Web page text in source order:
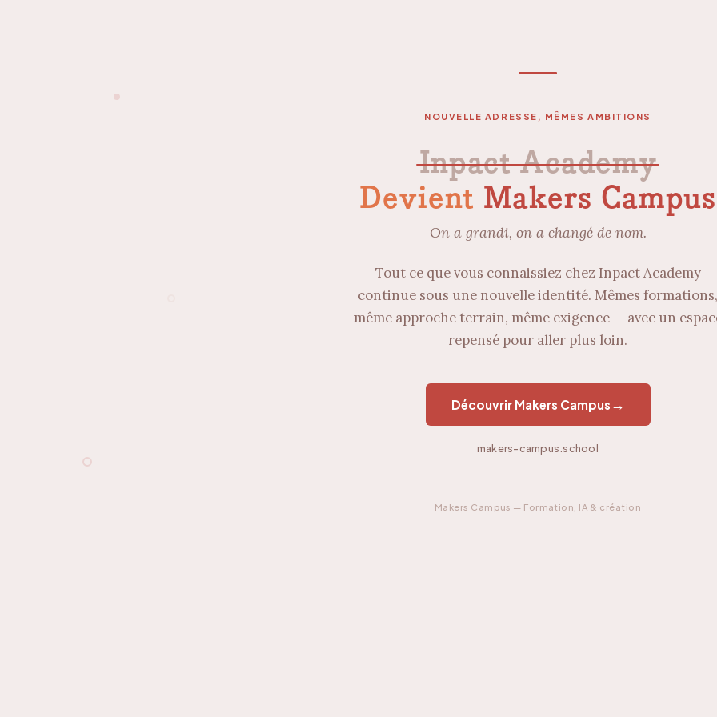
NOUVELLE ADRESSE, MÊMES AMBITIONS
Inpact Academy
Devient Makers Campus
On a grandi, on a changé de nom.
Tout ce que vous connaissiez chez Inpact Academy
continue sous une nouvelle identité. Mêmes formations,
même approche terrain, même exigence — avec un
repensé pour aller plus loin.
Découvrir Makers Campus →
makers-campus.school
Makers Campus — Formation, IA & création